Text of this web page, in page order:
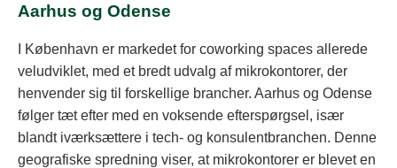
Aarhus og Odense
I København er markedet for coworking spaces allerede
veludviklet, med et bredt udvalg af mikrokontorer, der
henvender sig til forskellige brancher. Aarhus og Odense
følger tæt efter med en voksende efterspørgsel, især
blandt iværksættere i tech- og konsulentbranchen. Denne
geografiske spredning viser, at mikrokontorer er blevet en